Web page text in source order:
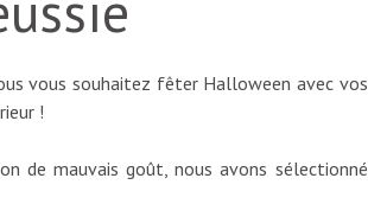
vous souhaitez fêter Halloween avec vos
!
de mauvais goût, nous avons sélectionné